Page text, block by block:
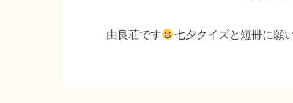
由良荘です 七夕クイズと短冊に願